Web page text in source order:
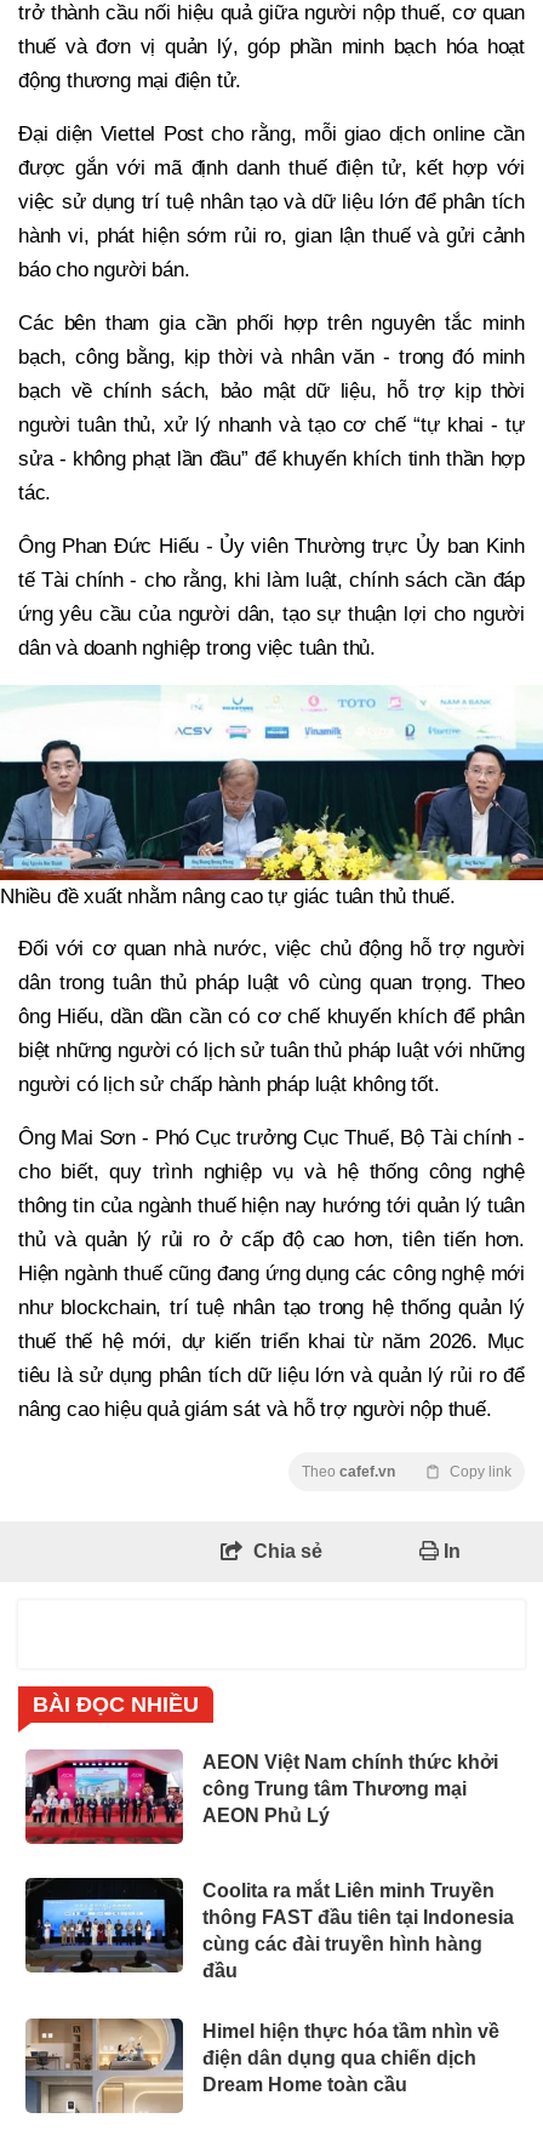
trở thành cầu nối hiệu quả giữa người nộp thuế, cơ quan
thuế và đơn vị quản lý, góp phần minh bạch hóa hoạt
động thương mại điện tử.
Đại diện Viettel Post cho rằng, mỗi giao dịch online cần
được gắn với mã định danh thuế điện tử, kết hợp với
việc sử dụng trí tuệ nhân tạo và dữ liệu lớn để phân tích
hành vi, phát hiện sớm rủi ro, gian lận thuế và gửi cảnh
báo cho người bán.
Các bên tham gia cần phối hợp trên nguyên tắc minh
bạch, công bằng, kịp thời và nhân văn - trong đó minh
bạch về chính sách, bảo mật dữ liệu, hỗ trợ kịp thời
người tuân thủ, xử lý nhanh và tạo cơ chế “tự khai - tự
sửa - không phạt lần đầu” để khuyến khích tinh thần hợp
tác.
Ông Phan Đức Hiếu - Ủy viên Thường trực Ủy ban Kinh
tế Tài chính - cho rằng, khi làm luật, chính sách cần đáp
ứng yêu cầu của người dân, tạo sự thuận lợi cho người
dân và doanh nghiệp trong việc tuân thủ.
Nhiều đề xuất nhằm nâng cao tự giác tuân thủ thuế.
Đối với cơ quan nhà nước, việc chủ động hỗ trợ người
dân trong tuân thủ pháp luật vô cùng quan trọng. Theo
ông Hiếu, dần dần cần có cơ chế khuyến khích để phân
biệt những người có lịch sử tuân thủ pháp luật với những
người có lịch sử chấp hành pháp luật không tốt.
Ông Mai Sơn - Phó Cục trưởng Cục Thuế, Bộ Tài chính -
cho biết, quy trình nghiệp vụ và hệ thống công nghệ
thông tin của ngành thuế hiện nay hướng tới quản lý tuân
thủ và quản lý rủi ro ở cấp độ cao hơn, tiên tiến hơn.
Hiện ngành thuế cũng đang ứng dụng các công nghệ mới
như blockchain, trí tuệ nhân tạo trong hệ thống quản lý
thuế thế hệ mới, dự kiến triển khai từ năm 2026. Mục
tiêu là sử dụng phân tích dữ liệu lớn và quản lý rủi ro để
nâng cao hiệu quả giám sát và hỗ trợ người nộp thuế.
Theo cafef.vn Copy link
Chia sẻ In
BÀI ĐỌC NHIỀU
AEON Việt Nam chính thức khởi
công Trung tâm Thương mại
AEON Phủ Lý
Coolita ra mắt Liên minh Truyền
thông FAST đầu tiên tại Indonesia
cùng các đài truyền hình hàng
đầu
Himel hiện thực hóa tầm nhìn về
điện dân dụng qua chiến dịch
Dream Home toàn cầu